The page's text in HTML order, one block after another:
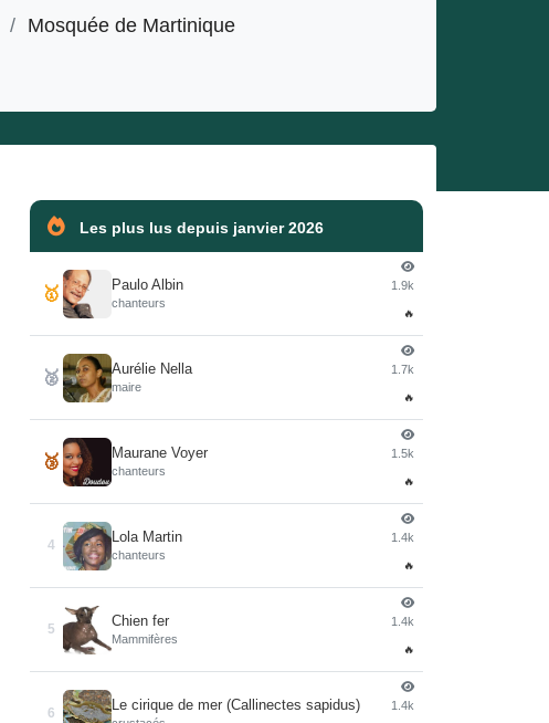
/ Mosquée de Martinique
Les plus lus depuis janvier 2026
🥇 Paulo Albin
chanteurs
1.9k
🔥
🥈 Aurélie Nella
maire
1.7k
🔥
🥉 Maurane Voyer
chanteurs
1.5k
🔥
4
Lola Martin
chanteurs
1.4k
🔥
5
Chien fer
Mammifères
1.4k
🔥
6
Le cirique de mer (Callinectes sapidus) 1.4k